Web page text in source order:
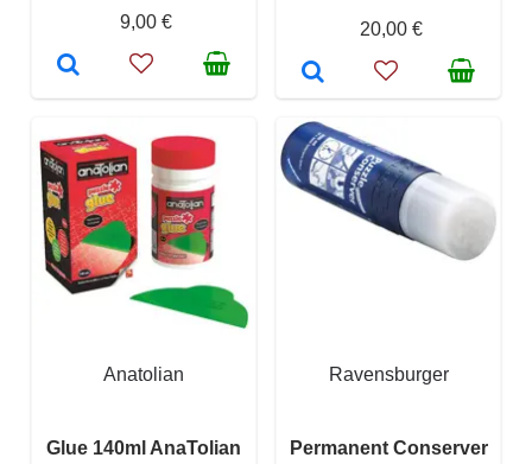
9,00 €
20,00 €
Anatolian
Glue 140ml AnaTolian
Ravensburger
Permanent Conserver